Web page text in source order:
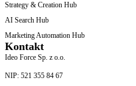
Strategy & Creation Hub
AI Search Hub
Marketing Automation Hub
Kontakt
Ideo Force Sp. z o.o.
NIP: 521 355 84 67